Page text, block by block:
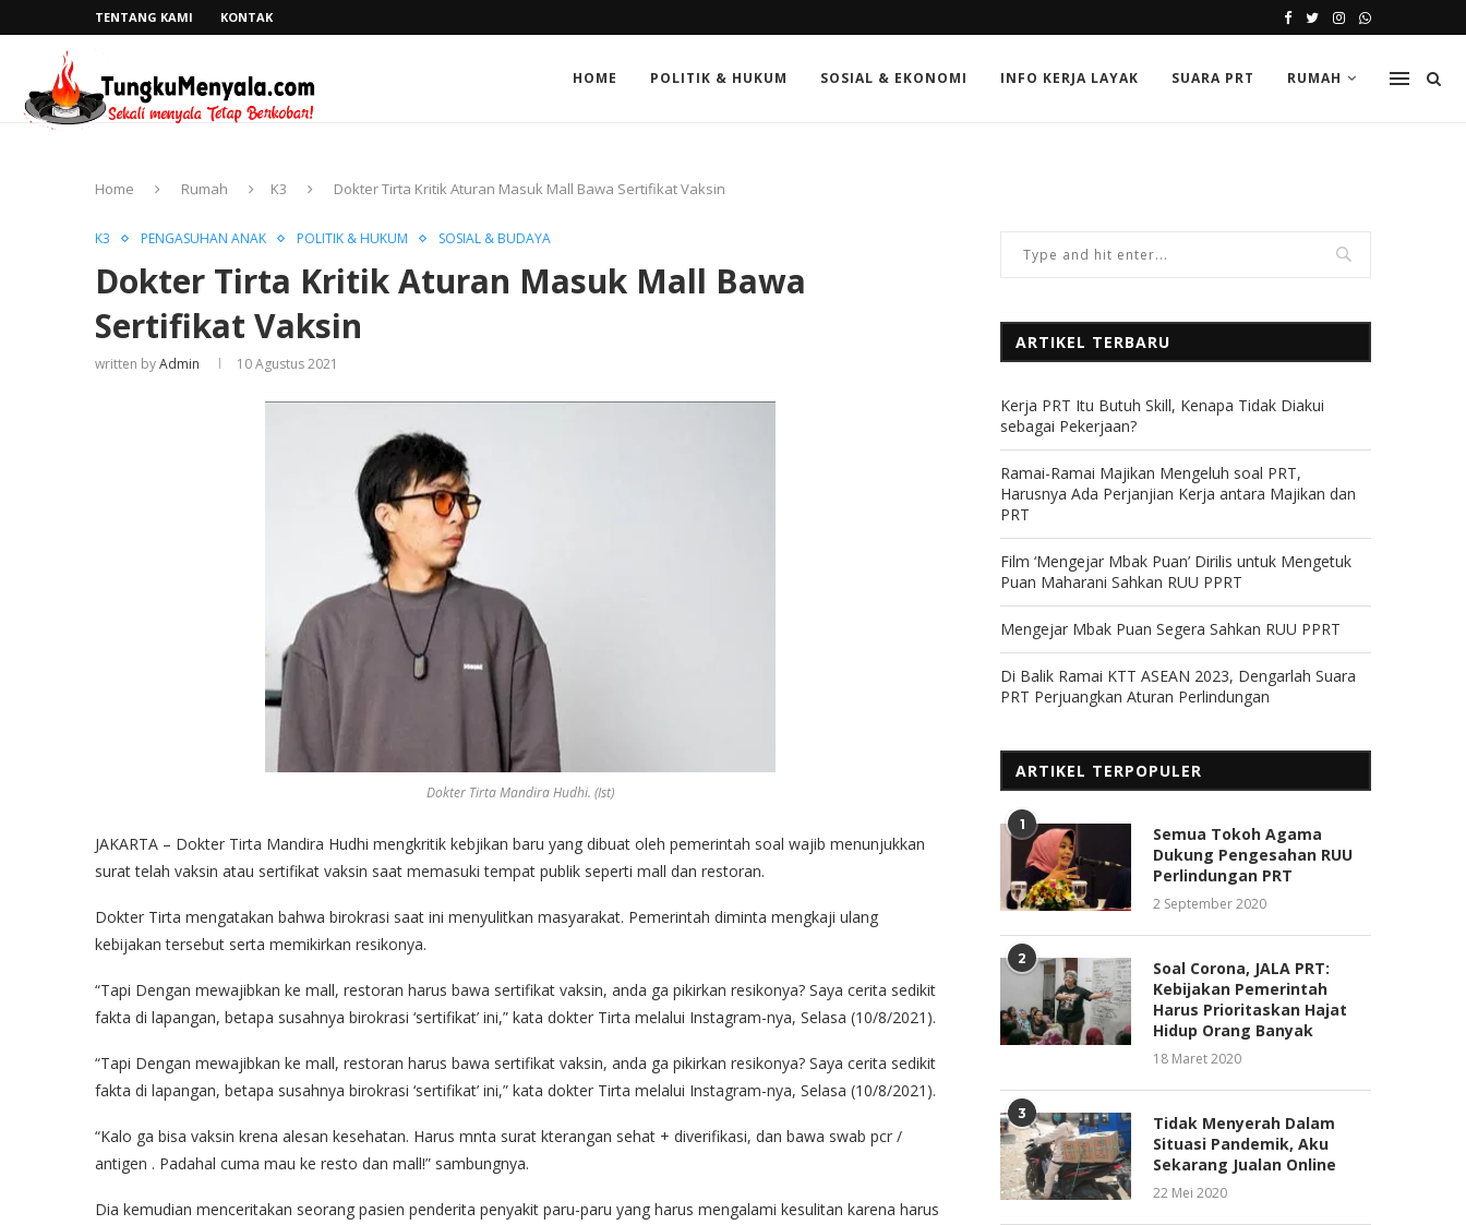
TENTANG KAMI KONTAK
HOME POLITIK & HUKUM SOSIAL & EKONOMI INFO KERJA LAYAK SUARA PRT RUMAH
Home Rumah K3 Dokter Tirta Kritik Aturan Masuk Mall Bawa Sertifikat Vaksin
K3 PENGASUHAN ANAK POLITIK & HUKUM SOSIAL & BUDAYA
Dokter Tirta Kritik Aturan Masuk Mall Bawa
Sertifikat Vaksin
written byAdmin 10 Agustus 2021
Dokter Tirta Mandira Hudhi. (Ist)
JAKARTA – Dokter Tirta Mandira Hudhi mengkritik kebjikan baru yang dibuat oleh pemerintah soal wajib menunjukkan
surat telah vaksin atau sertifikat vaksin saat memasuki tempat publik seperti mall dan restoran.
Dokter Tirta mengatakan bahwa birokrasi saat ini menyulitkan masyarakat. Pemerintah diminta mengkaji ulang
kebijakan tersebut serta memikirkan resikonya.
“Tapi Dengan mewajibkan ke mall, restoran harus bawa sertifikat vaksin, anda ga pikirkan resikonya? Saya cerita sedikit
fakta di lapangan, betapa susahnya birokrasi ‘sertifikat’ ini,” kata dokter Tirta melalui Instagram-nya, Selasa (10/8/2021).
“Tapi Dengan mewajibkan ke mall, restoran harus bawa sertifikat vaksin, anda ga pikirkan resikonya? Saya cerita sedikit
fakta di lapangan, betapa susahnya birokrasi ‘sertifikat’ ini,” kata dokter Tirta melalui Instagram-nya, Selasa (10/8/2021).
“Kalo ga bisa vaksin krena alesan kesehatan. Harus mnta surat kterangan sehat + diverifikasi, dan bawa swab pcr /
antigen . Padahal cuma mau ke resto dan mall!” sambungnya.
Dia kemudian menceritakan seorang pasien penderita penyakit paru-paru yang harus mengalami kesulitan karena harus
ARTIKEL TERBARU
Kerja PRT Itu Butuh Skill, Kenapa Tidak Diakui
sebagai Pekerjaan?
Ramai-Ramai Majikan Mengeluh soal PRT,
Harusnya Ada Perjanjian Kerja antara Majikan dan
PRT
Film ‘Mengejar Mbak Puan’ Dirilis untuk Mengetuk
Puan Maharani Sahkan RUU PPRT
Mengejar Mbak Puan Segera Sahkan RUU PPRT
Di Balik Ramai KTT ASEAN 2023, Dengarlah Suara
PRT Perjuangkan Aturan Perlindungan
ARTIKEL TERPOPULER
1
Semua Tokoh Agama
Dukung Pengesahan RUU
Perlindungan PRT
2 September 2020
2
Soal Corona, JALA PRT:
Kebijakan Pemerintah
Harus Prioritaskan Hajat
Hidup Orang Banyak
18 Maret 2020
3
Tidak Menyerah Dalam
Situasi Pandemik, Aku
Sekarang Jualan Online
22 Mei 2020